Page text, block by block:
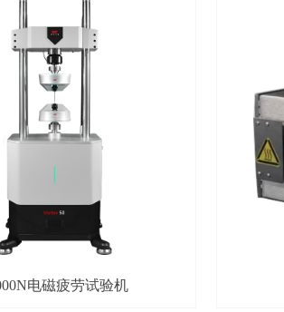
电磁疲劳试验机